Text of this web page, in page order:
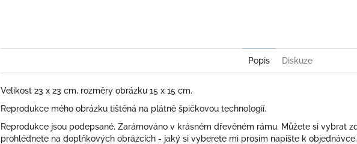
Popis Diskuze
Velikost 23 x 23 cm, rozměry obrázku 15 x 15 cm.
Reprodukce mého obrázku tištěná na plátně špičkovou technologií.
Reprodukce jsou podepsané. Zarámováno v krásném dřevěném rámu. Můžete si vybrat
prohlédnete na doplňkových obrázcích - jaký si vyberete mi prosím napište k objednávce.